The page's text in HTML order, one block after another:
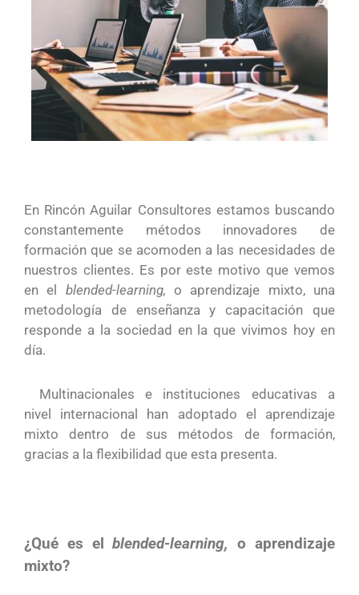
En Rincón Aguilar Consultores estamos buscando
constantemente métodos innovadores de
formación que se acomoden a las necesidades de
nuestros clientes. Es por este motivo que vemos
en el blended-learning, o aprendizaje mixto, una
metodología de enseñanza y capacitación que
responde a la sociedad en la que vivimos hoy en
día.
Multinacionales e instituciones educativas a
nivel internacional han adoptado el aprendizaje
mixto dentro de sus métodos de formación,
gracias a la flexibilidad que esta presenta.
¿Qué es elblended-learning,o aprendizaje
mixto?